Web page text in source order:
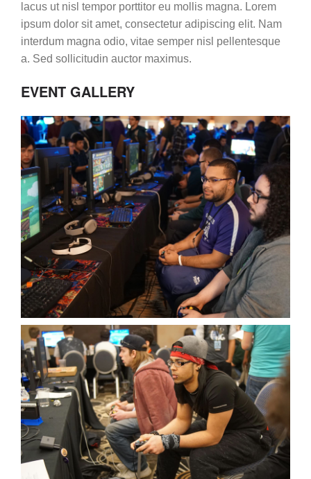
lacus ut nisl tempor porttitor eu mollis magna. Lorem
ipsum dolor sit amet, consectetur adipiscing elit. Nam
interdum magna odio, vitae semper nisl pellentesque
a. Sed sollicitudin auctor maximus.
EVENT GALLERY